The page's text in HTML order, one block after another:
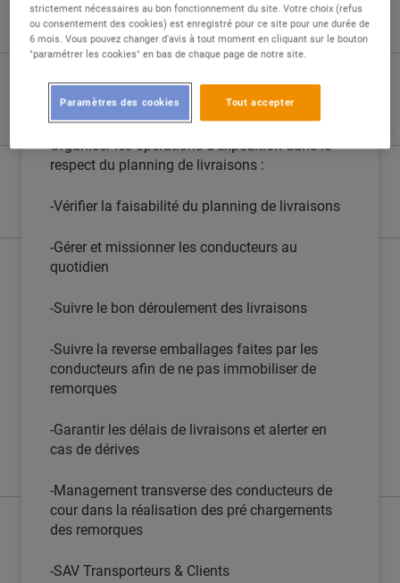
Chargé de faire exécuter les ordres de
transports des clients avec les moyens mis à
disposition et dans les délais impartis.
Mes tâches :
Organiser les opérations d'expédition dans le
respect du planning de livraisons :
-Vérifier la faisabilité du planning de livraisons
-Gérer et missionner les conducteurs au
quotidien
-Suivre le bon déroulement des livraisons
-Suivre la reverse emballages faites par les
conducteurs afin de ne pas immobiliser de
remorques
-Garantir les délais de livraisons et alerter en
cas de dérives
-Management transverse des conducteurs de
cour dans la réalisation des pré chargements
des remorques
-SAV Transporteurs & Clients
strictement nécessaires au bon fonctionnement du site. Votre choix (refus
ou consentement des cookies) est enregistré pour ce site pour une durée de
6 mois. Vous pouvez changer d'avis à tout moment en cliquant sur le bouton
"paramétrer les cookies" en bas de chaque page de notre site.
Tout accepter
Paramètres des cookies